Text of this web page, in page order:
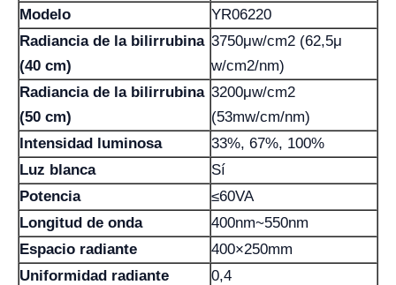
Modelo
YR06220
Radiancia de la bilirrubina
(40 cm)
3750μw/cm2 (62,5μ
w/cm2/nm)
Radiancia de la bilirrubina
(50 cm)
3200μw/cm2
(53mw/cm/nm)
Intensidad luminosa
33%, 67%, 100%
Luz blanca
Sí
Potencia
≤60VA
Longitud de onda
400nm~550nm
Espacio radiante
400×250mm
Uniformidad radiante
0,4